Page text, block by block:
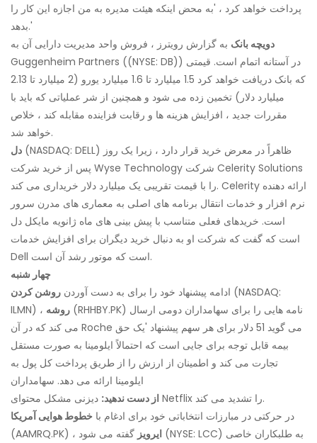
پرداخت خواهد کرد ، 'به محض اینکه هیئت مدیره به من اجازه این کار را
بدهد.'
دویچه بانک به گزارش رویترز ، فروش واحد مدیریت دارایی آن به
Guggenheim Partners ((NYSE: DB)) در آستانه اتمام است. قیمتی
که بانک دریافت خواهد کرد 1.5 میلیارد تا 1.6 میلیارد یورو (2 میلیارد تا 2.13
میلیارد دلار) تخمین زده می شود و همچنین از شر عملیاتی که باید با
مقررات جدید ، افزایش هزینه ها و رقابت فزاینده مقابله کند ، خلاص
خواهد شد.
دل (NASDAQ: DELL) ظاهراً در معرض خرید قرار دارد ، زیرا یک روز
پس از خرید شرکت Wyse Technology شرکت Celerity Solutions
را با قیمت تقریبی یک میلیارد دلار خریداری می کند. Celerity ارائه دهنده
نرم افزار و خدمات انتقال برنامه های اصلی به معماری های مدرن سرور
است. خریدهای فعلی متناسب با پیش بینی های ماه ژانویه مایکل دل
است که گفت که شرکت او به دنبال خرید دیگران برای افزایش خدمات
Dell است که موتور رشد آن است.
چهار شنبه
ادامه پیشنهاد خود را برای به دست آوردن روشن کردن
(NASDAQ:
ILMN) ، روشه (RHHBY.PK) نامه هایی را برای سهامداران دومی ارسال
می کند که در آن Roche می گوید 51 دلار برای هر سهم پیشنهاد 'یک حق
بیمه قابل توجه برای جایی است که احتمالاً ایلومینا به صورت مستقل
تجارت می کند و اطمینان از ارزش را از طریق پرداخت کل پول به
ایلومینا ارائه می دهد. سهامداران
از دست ندهید:
دیزنی مشکل محتوای Netflix را تشدید می کند.
در حرکتی در مبارزات انتخاباتی خود برای ادغام با خطوط هوایی آمریکا
(AAMRQ.PK) ،
ایرویز گفته می شود (NYSE: LCC) به طلبکاران خاصی